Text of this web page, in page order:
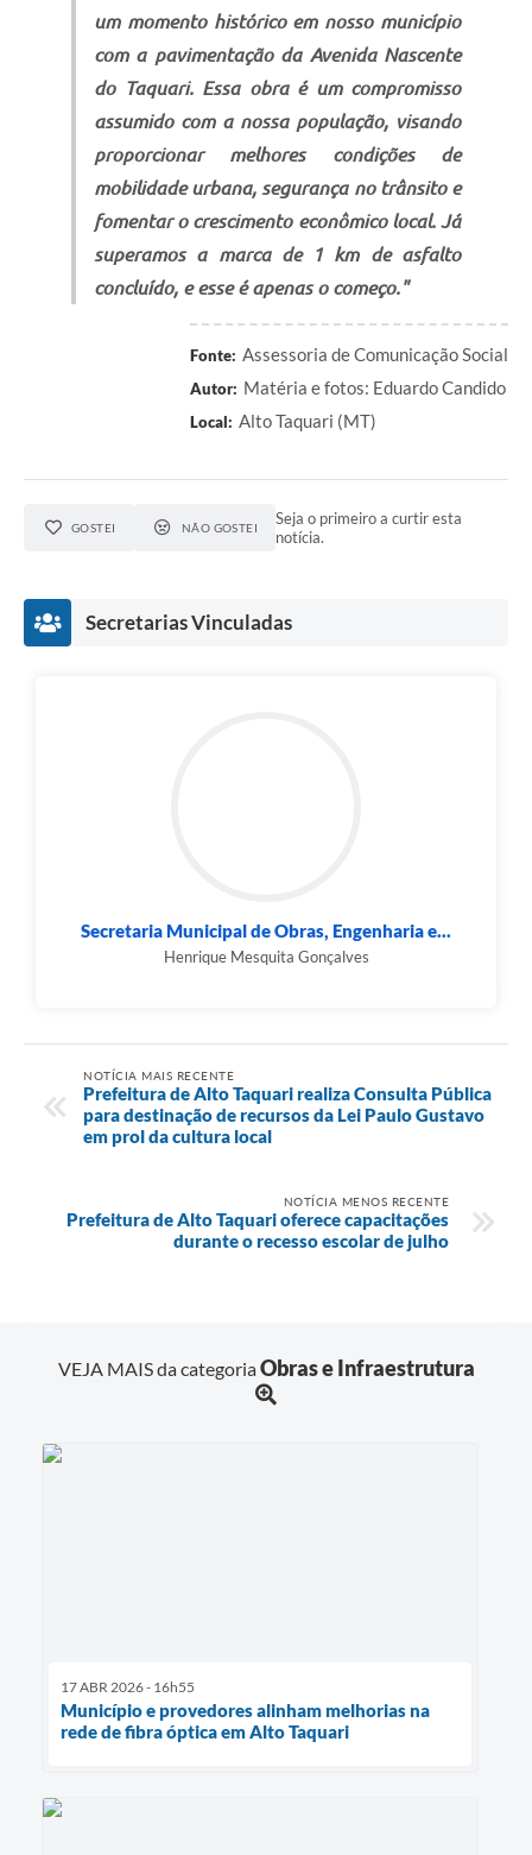
um momento histórico em nosso município
com a pavimentação da Avenida Nascente
do Taquari. Essa obra é um compromisso
assumido com a nossa população, visando
proporcionar melhores condições de
mobilidade urbana, segurança no trânsito e
fomentar o crescimento econômico local. Já
superamos a marca de 1 km de asfalto
concluído, e esse é apenas o começo."
Fonte: Assessoria de Comunicação Social
Autor: Matéria e fotos: Eduardo Candido
Local: Alto Taquari (MT)
GOSTEI NÃO GOSTEI
Seja o primeiro a curtir esta
notícia.
Secretarias Vinculadas
Secretaria Municipal de Obras, Engenharia e...
Henrique Mesquita Gonçalves
NOTÍCIA MAIS RECENTE
Prefeitura de Alto Taquari realiza Consulta Pública
para destinação de recursos da Lei Paulo Gustavo
em prol da cultura local
NOTÍCIA MENOS RECENTE
Prefeitura de Alto Taquari oferece capacitações
durante o recesso escolar de julho
VEJA MAIS da categoriaObras e Infraestrutura
17 ABR 2026 - 16h55
Município e provedores alinham melhorias na
rede de fibra óptica em Alto Taquari